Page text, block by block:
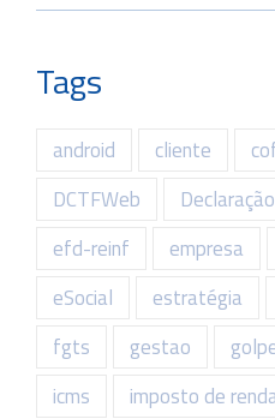
Tags
android cliente
DCTFWeb
Declaração
efd-reinf
empresa
eSocial
estratégia
fgts
gestao
icms
imposto de